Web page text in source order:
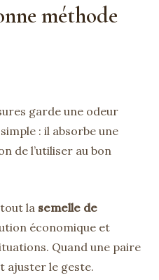
méthode
garde une odeur
: il absorbe une
de l’utiliser au bon
la semelle de
économique et
Quand une paire
ajuster le geste.